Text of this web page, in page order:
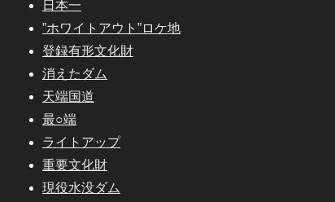
日本一
”ホワイトアウト”ロケ地
登録有形文化財
消えたダム
天端国道
最○端
ライトアップ
重要文化財
現役水没ダム